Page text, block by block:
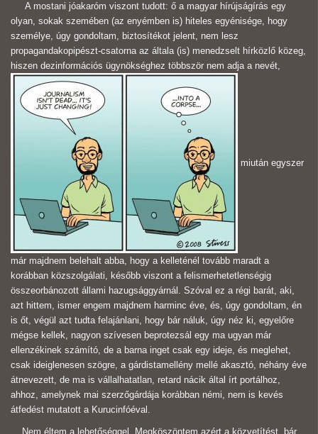
A mostani jóakaróm viszont tudott: ő a magyar hírújságírás egy
olyan, sokak szemében (az enyémben is) hiteles egyénisége, hogy
személye, úgy gondoltam, biztosítékot jelent, nem lesz
propagandakopipészt-csatorna az általa (is) menedzselt hírközlő közeg,
hiszen dezinformációs ügynökséghez többször nem adja a nevét,
miután egyszer
már majdnem belehalt abba, hogy a kelleténél tovább maradt a
korábban közszolgálati, később viszont a felismerhetetlenségig
összeorbánozott állami hazugsággyárnál. Szóval ez a régi barát, aki,
azt hittem, ismer engem majdnem harminc éve, és, úgy gondoltam, én
is őt, végül azt tudta felajánlani, hogy bár náluk, úgy néz ki, egyelőre
mégse kellek, nagyon szívesen beprotezsál egy ma ugyan már
ellenzékinek számító, de a barna inget csak egy ideje, és meglehet,
csak ideiglenesen szögre, a gárdistamellény mellé akasztó, néhány éve
átnevezett, de ma is vállalhatatlan, retard nácik által írt portálhoz,
ahhoz, amelynek mai szerzőgárdája korábban némi, nem is kevés
átfedést mutatott a Kurucinfóéval.
Nem éltem a lehetőséggel. Megköszöntem azért a közvetítést, bár